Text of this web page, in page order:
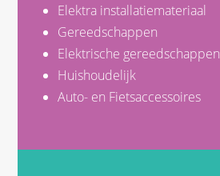
Elektra installatiemateriaal
Gereedschappen
Elektrische gereedschappen
Huishoudelijk
Auto- en Fietsaccessoires